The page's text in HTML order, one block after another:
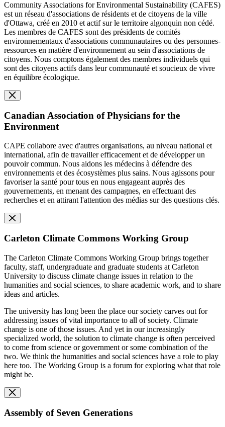
Community Associations for Environmental Sustainability (CAFES)
est un réseau d'associations de résidents et de citoyens de la ville
d'Ottawa, créé en 2010 et actif sur le territoire algonquin non cédé.
Les membres de CAFES sont des présidents de comités
environnementaux d'associations communautaires ou des personnes-
ressources en matière d'environnement au sein d'associations de
citoyens. Nous comptons également des membres individuels qui
sont des citoyens actifs dans leur communauté et soucieux de vivre
en équilibre écologique.
Canadian Association of Physicians for the
Environment
CAPE collabore avec d'autres organisations, au niveau national et
international, afin de travailler efficacement et de développer un
pouvoir commun. Nous aidons les médecins à défendre des
environnements et des écosystèmes plus sains. Nous agissons pour
favoriser la santé pour tous en nous engageant auprès des
gouvernements, en menant des campagnes, en effectuant des
recherches et en attirant l'attention des médias sur des questions clés.
Carleton Climate Commons Working Group
The Carleton Climate Commons Working Group brings together
faculty, staff, undergraduate and graduate students at Carleton
University to discuss climate change issues in relation to the
humanities and social sciences, to share academic work, and to share
ideas and articles.
The university has long been the place our society carves out for
addressing issues of vital importance to all of society. Climate
change is one of those issues. And yet in our increasingly
specialized world, the solution to climate change is often perceived
to come from science or government or some combination of the
two. We think the humanities and social sciences have a role to play
here too. The Working Group is a forum for exploring what that role
might be.
Assembly of Seven Generations